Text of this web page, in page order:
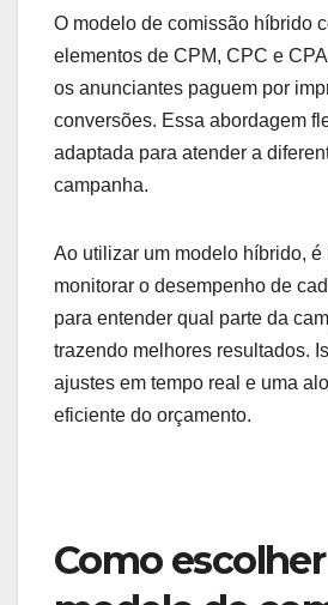
O modelo de comissão híbrido
elementos de CPM, CPC e
os anunciantes paguem por
conversões. Essa abordagem
adaptada para atender a
campanha.
Ao utilizar um modelo híbrido, é
monitorar o desempenho de
para entender qual parte da
trazendo melhores resultados.
ajustes em tempo real e uma
eficiente do orçamento.